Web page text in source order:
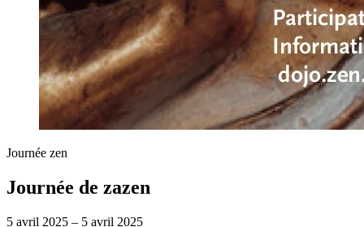
Journée zen
Journée de zazen
5 avril 2025 – 5 avril 2025